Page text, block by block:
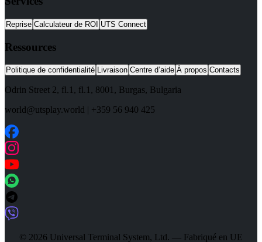
Reprise Calculateur de ROI UTS Connect
Ressources
Politique de confidentialité Livraison Centre d’aide À propos Contacts
Odrin Street 2, fl.1 , fl.1, 8001 , Burgas, Bulgaria
world@utsplay.world | +359 56 940 425
© 2026 Universal Terminal System, Ltd. — Fabriqué en UE